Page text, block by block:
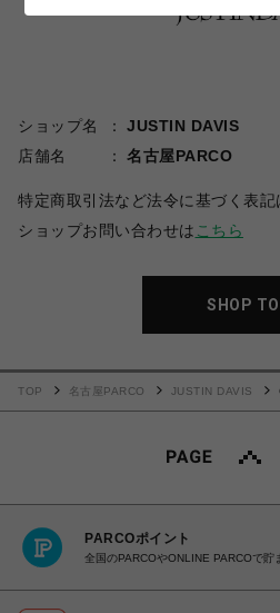
ショップ名
JUSTIN DAVIS
店舗名
名古屋PARCO
特定商取引法など法令に基づく表記
ショップお問い合わせは こちら
SHOP
TOP 名古屋PARCO JUSTIN DAVIS
PARCOポイント
全国のPARCOやONLINE PARCOで貯